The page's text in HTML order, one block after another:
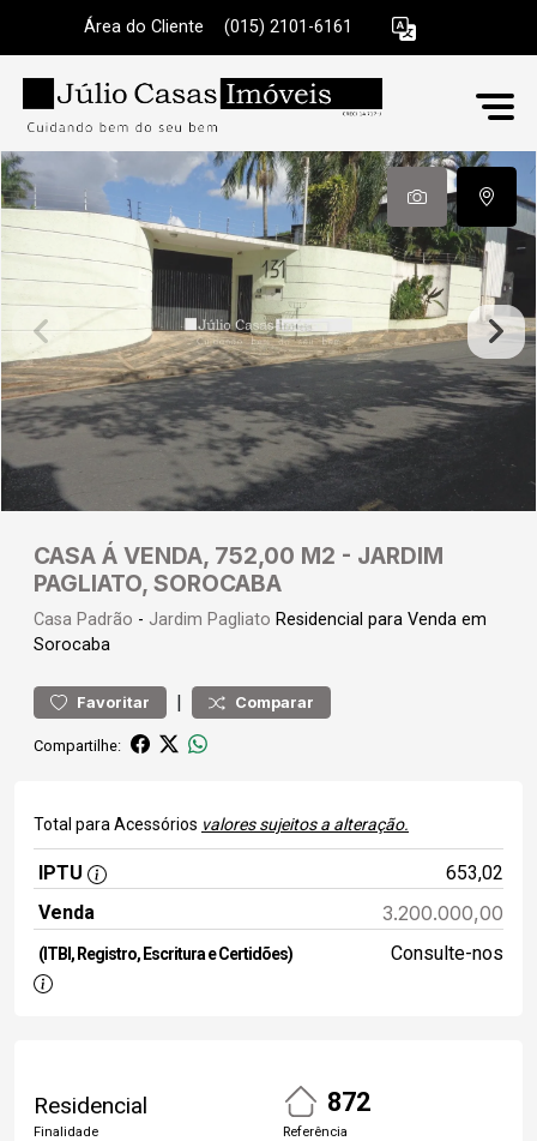
Área do Cliente (015) 2101-6161
CASA Á VENDA, 752,00 M2 - JARDIM
PAGLIATO, SOROCABA
Casa Padrão - Jardim Pagliato Residencial para Venda em
Sorocaba
Favoritar | Comparar
Compartilhe:
Total para Acessórios valores sujeitos a alteração.
IPTU
653,02
Venda
3.200.000,00
(ITBI, Registro, Escritura e Certidões) Consulte-nos
Residencial
Finalidade
872
Referência